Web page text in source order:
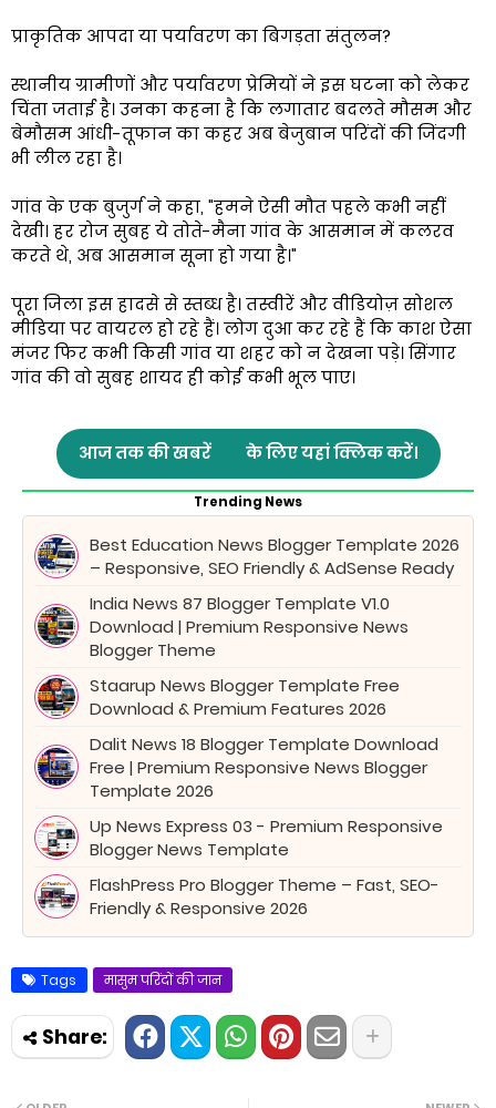
प्राकृतिक आपदा या पर्यावरण का बिगड़ता संतुलन?
स्थानीय ग्रामीणों और पर्यावरण प्रेमियों ने इस घटना को लेकर
चिंता जताई है। उनका कहना है कि लगातार बदलते मौसम और
बेमौसम आंधी-तूफान का कहर अब बेजुबान परिंदों की जिंदगी
भी लील रहा है।
गांव के एक बुजुर्ग ने कहा, "हमने ऐसी मौत पहले कभी नहीं
देखी। हर रोज सुबह ये तोते-मैना गांव के आसमान में कलरव
करते थे, अब आसमान सूना हो गया है।"
पूरा जिला इस हादसे से स्तब्ध है। तस्वीरें और वीडियोज़ सोशल
मीडिया पर वायरल हो रहे हैं। लोग दुआ कर रहे हैं कि काश ऐसा
मंजर फिर कभी किसी गांव या शहर को न देखना पड़े। सिंगार
गांव की वो सुबह शायद ही कोई कभी भूल पाए।
आज तक की खबरें के लिए यहां क्लिक करें।
Trending News
Best Education News Blogger Template 2026
– Responsive, SEO Friendly & AdSense Ready
India News 87 Blogger Template V1.0
Download | Premium Responsive News
Blogger Theme
Staarup News Blogger Template Free
Download & Premium Features 2026
Dalit News 18 Blogger Template Download
Free | Premium Responsive News Blogger
Template 2026
Up News Express 03 - Premium Responsive
Blogger News Template
FlashPress Pro Blogger Theme – Fast, SEO-
Friendly & Responsive 2026
Tags मासुम परिंदों की जान